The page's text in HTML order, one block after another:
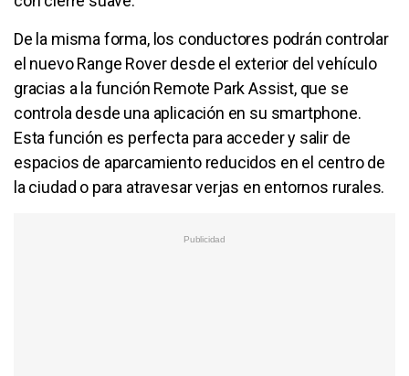
De la misma forma, los conductores podrán controlar
el nuevo Range Rover desde el exterior del vehículo
gracias a la función Remote Park Assist, que se
controla desde una aplicación en su smartphone.
Esta función es perfecta para acceder y salir de
espacios de aparcamiento reducidos en el centro de
la ciudad o para atravesar verjas en entornos rurales.